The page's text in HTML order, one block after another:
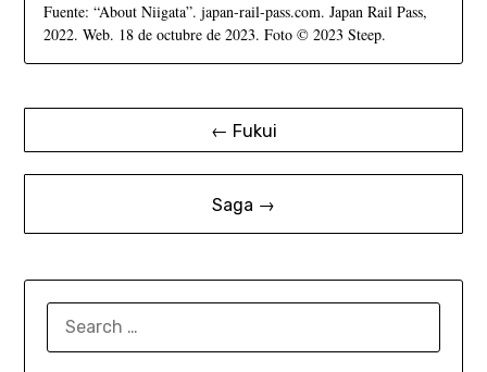
Fuente: “About Niigata”. japan-rail-pass.com. Japan Rail Pass,
2022. Web. 18 de octubre de 2023. Foto © 2023 Steep.
← Fukui
Saga →